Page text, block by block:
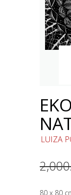
LUIZA
80 x 80